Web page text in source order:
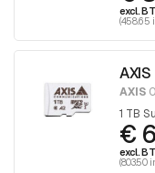
excl.
(458.65
AXIS
1 TB
€
excl.
(803.50